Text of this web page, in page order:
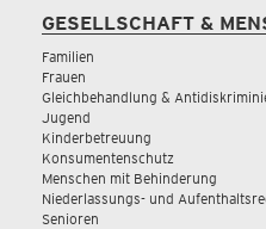
GESELLSCHAFT &
Familien
Frauen
Gleichbehandlung &
Jugend
Kinderbetreuung
Konsumentenschutz
Menschen mit Behinderung
Niederlassungs- und
Senioren